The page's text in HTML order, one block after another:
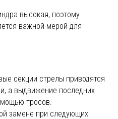
высокая, поэтому
важной мерой для
секции стрелы приводятся
а выдвижение последних
тросов.
замене при следующих